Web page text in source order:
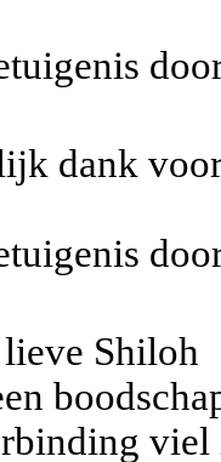
dank
Shiloh
viel